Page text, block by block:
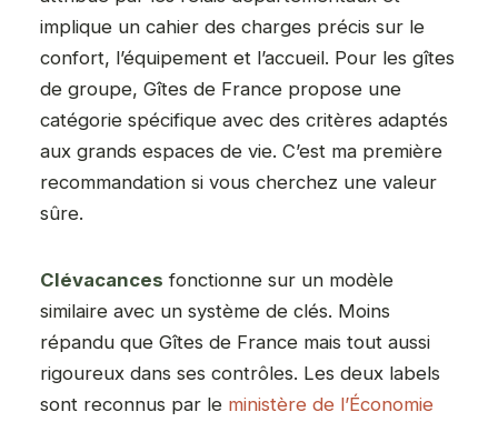
implique un cahier des charges précis sur le
confort, l’équipement et l’accueil. Pour les gîtes
de groupe, Gîtes de France propose une
catégorie spécifique avec des critères adaptés
aux grands espaces de vie. C’est ma première
recommandation si vous cherchez une valeur
sûre.
Clévacances fonctionne sur un modèle
similaire avec un système de clés. Moins
répandu que Gîtes de France mais tout aussi
rigoureux dans ses contrôles. Les deux labels
sont reconnus par le ministère de l’Économie